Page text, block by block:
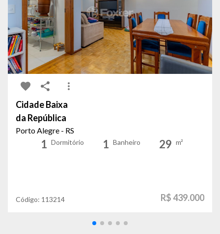
Cidade Baixa
da República
Porto Alegre - RS
1 Dormitório 1 Banheiro 29 m²
Código: 113214 R$ 439.000